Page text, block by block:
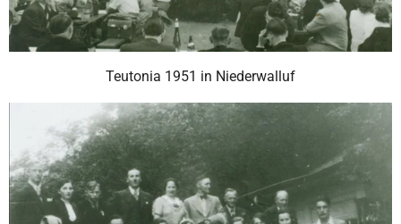
Teutonia 1951 in Niederwalluf